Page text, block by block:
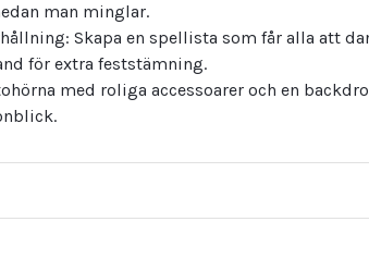
man minglar.
Skapa en spellista som får alla att
för extra feststämning.
med roliga accessoarer och en